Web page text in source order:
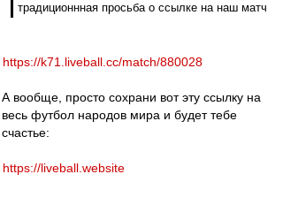
традиционнная просьба о ссылке на наш матч
https://k71.liveball.cc/match/880028
А вообще, просто сохрани вот эту ссылку на
весь футбол народов мира и будет тебе
счастье:
https://liveball.website